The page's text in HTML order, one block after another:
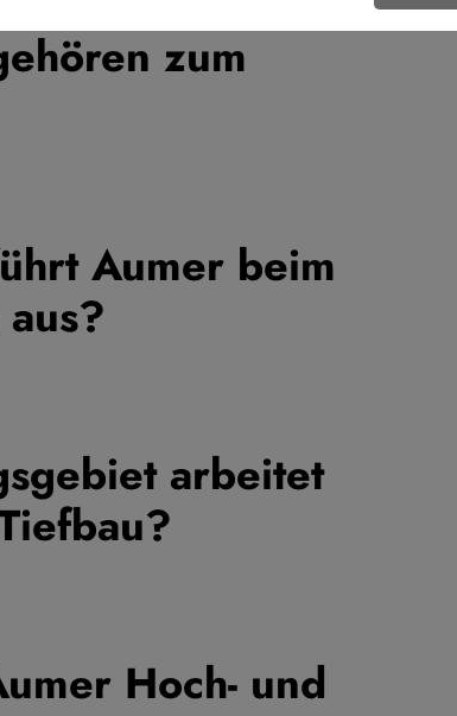
zum
Aumer beim
arbeitet
Hoch- und